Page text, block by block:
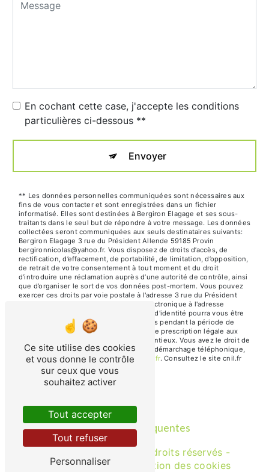
En cochant cette case, j'accepte les conditions
particulières ci-dessous **
Envoyer
** Les données personnelles communiquées sont nécessaires aux
fins de vous contacter et sont enregistrées dans un fichier
informatisé. Elles sont destinées à Bergiron Elagage et ses sous-
traitants dans le seul but de répondre à votre message. Les données
collectées seront communiquées aux seuls destinataires suivants:
Bergiron Elagage 3 rue du Président Allende 59185 Provin
bergironnicolas@yahoo.fr. Vous disposez de droits d’accès, de
rectification, d’effacement, de portabilité, de limitation, d’opposition,
de retrait de votre consentement à tout moment et du droit
d’introduire une réclamation auprès d’une autorité de contrôle, ainsi
que d’organiser le sort de vos données post-mortem. Vous pouvez
exercer ces droits par voie postale à l'adresse 3 rue du Président
Allende 59185 Provin ou par courrier électronique à l'adresse
bergironnicolas@yahoo.fr. Un justificatif d'identité pourra vous être
demandé. Nous conservons vos données pendant la période de
prise de contact puis pendant la durée de prescription légale aux
fins probatoires et de gestion des contentieux. Vous avez le droit de
vous inscrire sur la liste d'opposition au démarchage téléphonique,
disponible à cette adresse:Bloctel.gouv.fr. Consultez le site cnil.fr
pour plus d’informations sur vos droits.
Recherches fréquentes
- 2026 - Tous droits réservés -
Mentions légales
Gestion des cookies
Ce site utilise des cookies
et vous donne le contrôle
sur ceux que vous
souhaitez activer
Tout accepter
Tout refuser
Personnaliser